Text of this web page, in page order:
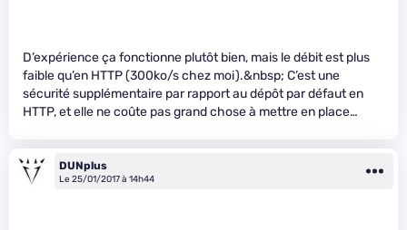
D’expérience ça fonctionne plutôt bien, mais le débit est plus
faible qu’en HTTP (300ko/s chez moi).&nbsp; C’est une
sécurité supplémentaire par rapport au dépôt par défaut en
HTTP, et elle ne coûte pas grand chose à mettre en place…
DUNplus
Le 25/01/2017 à 14h44